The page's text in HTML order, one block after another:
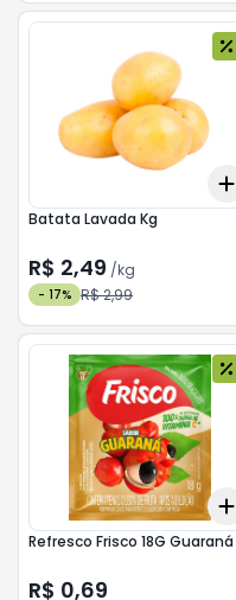
Add
Batata Lavada Kg
R$ 2,49 /kg
- 17% R$ 2,99
Add
Refresco Frisco 18G Guaraná
R$ 0,69